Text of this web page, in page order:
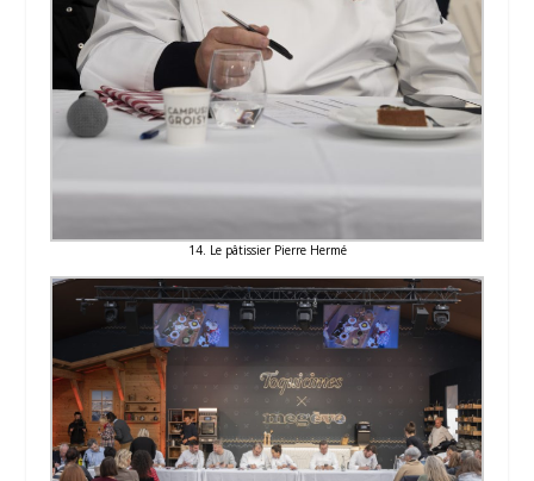
14. Le pâtissier Pierre Hermé